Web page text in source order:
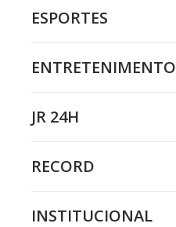
ESPORTES
ENTRETENIMENTO
JR 24H
RECORD
INSTITUCIONAL